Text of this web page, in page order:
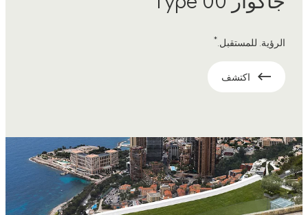
الرؤية. للمستقبل. *
اكتشف